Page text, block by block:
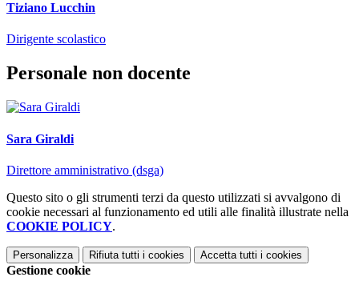
Tiziano Lucchin
Dirigente scolastico
Personale non docente
Sara Giraldi
Direttore amministrativo (dsga)
Questo sito o gli strumenti terzi da questo utilizzati si avvalgono di
cookie necessari al funzionamento ed utili alle finalità illustrate nella
COOKIE POLICY.
Personalizza Rifiuta tutti i cookies Accetta tutti i cookies
Gestione cookie